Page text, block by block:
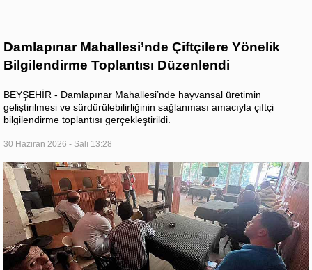
Damlapınar Mahallesi’nde Çiftçilere Yönelik
Bilgilendirme Toplantısı Düzenlendi
BEYŞEHİR - Damlapınar Mahallesi’nde hayvansal üretimin
geliştirilmesi ve sürdürülebilirliğinin sağlanması amacıyla çiftçi
bilgilendirme toplantısı gerçekleştirildi.
30 Haziran 2026 - Salı 13:28